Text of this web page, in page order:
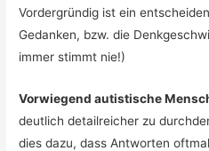
Vordergründig ist ein
Gedanken, bzw. die
immer stimmt nie!)
Vorwiegend autistische
deutlich detailreicher zu
dies dazu, dass Antworten